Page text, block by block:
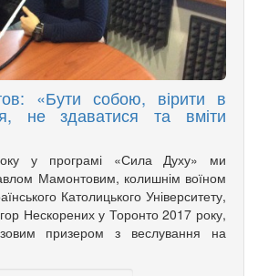
«Бути собою, вірити в
не здаватися та вміти
у програмі «Сила Духу» ми
Мамонтовим, колишнім воїном
Католицького Університету,
Нескорених у Торонто 2017 року,
призером з веслування на